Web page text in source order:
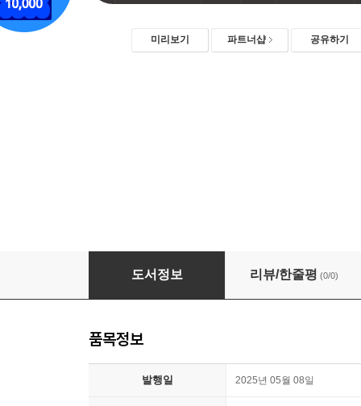
미리보기 파트너샵 공유하기
중장년 취업 공공 일자리 정보
도서정보 리뷰/한줄평 (0/0)
품목정보
발행일 2025년 05월 08일